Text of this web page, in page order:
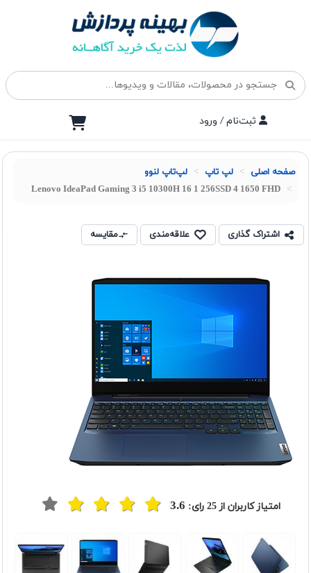
ثبت‌نام / ورود
صفحه اصلی لپ تاپ لپ‌تاپ لنوو
Lenovo IdeaPad Gaming 3 i5 10300H 16 1 256SSD 4 1650 FHD
اشتراک گذاری علاقه‌مندی مقایسه
امتیاز کاربران از25 رای: 3.6